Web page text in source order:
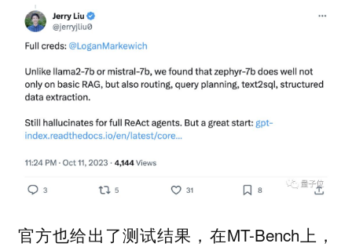
官方也给出了测试结果，在MT-Bench上，